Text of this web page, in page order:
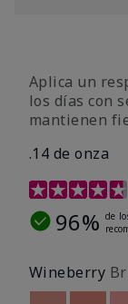
Aplica un
los días con
mantienen
.14 de onza
Calificación
96% de
Wineberry